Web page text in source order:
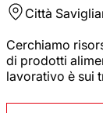
Città
Cerchiamo
di prodotti
lavorativo è sui